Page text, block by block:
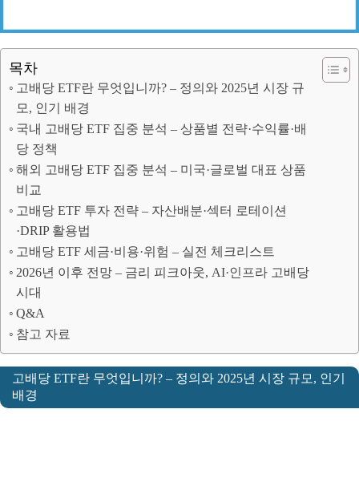
목차
고배당 ETF란 무엇입니까? – 정의와 2025년 시장 규
모, 인기 배경
국내 고배당 ETF 집중 분석 – 상품별 전략·수익률·배
당 정책
해외 고배당 ETF 집중 분석 – 미국·글로벌 대표 상품
비교
고배당 ETF 투자 전략 – 자산배분·섹터 로테이션
·DRIP 활용법
고배당 ETF 세금·비용·위험 – 실전 체크리스트
2026년 이후 전망 – 금리 피크아웃, AI·인프라 고배당
시대
Q&A
참고 자료
고배당 ETF란 무엇입니까? – 정의와 2025년 시장 규모, 인기
배경